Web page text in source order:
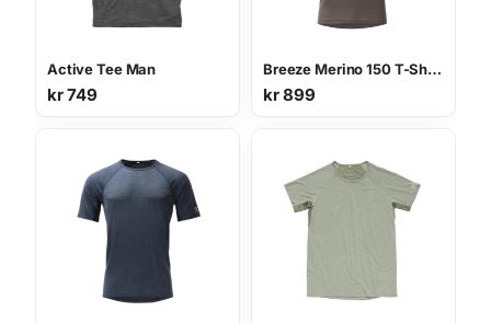
Active Tee Man
kr749
Breeze Merino 150 T-Shirt M
kr899